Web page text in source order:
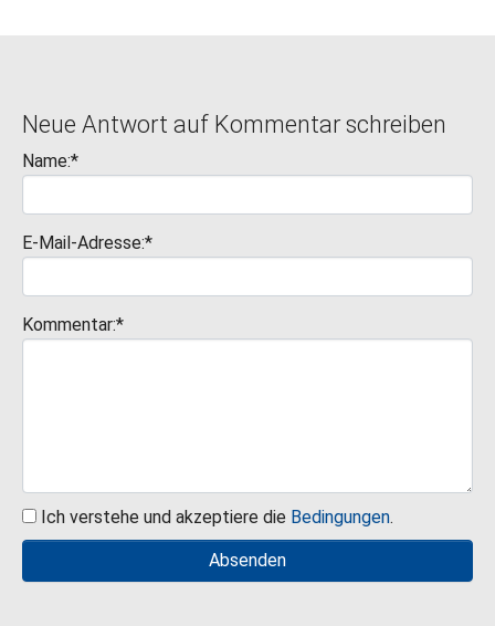
Neue Antwort auf Kommentar schreiben
Name:*
E-Mail-Adresse:*
Kommentar:*
Ich verstehe und akzeptiere die Bedingungen.